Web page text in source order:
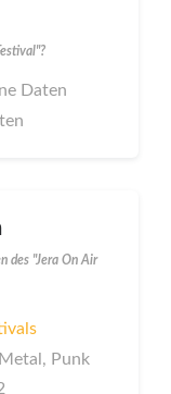
Daten
des "Jera On Air
Punk